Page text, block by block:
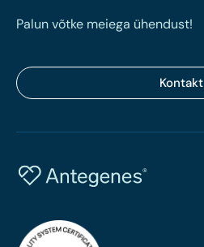
Palun võtke meiega ühendust!
Kontakt